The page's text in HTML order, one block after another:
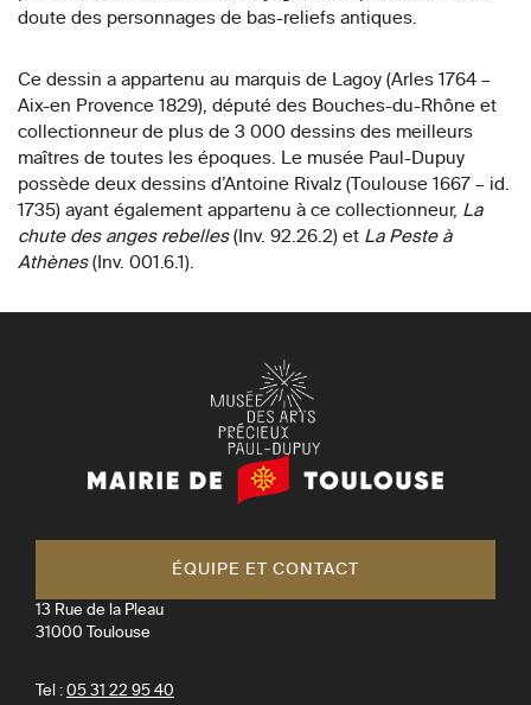
doute des personnages de bas-reliefs antiques.
Ce dessin a appartenu au marquis de Lagoy (Arles 1764 –
Aix-en Provence 1829), député des Bouches-du-Rhône et
collectionneur de plus de 3 000 dessins des meilleurs
maîtres de toutes les époques. Le musée Paul-Dupuy
possède deux dessins d’Antoine Rivalz (Toulouse 1667 – id.
1735) ayant également appartenu à ce collectionneur, La
chute des anges rebelles (Inv. 92.26.2) et La Peste à
Athènes(Inv. 001.6.1).
Mairie
de
ÉQUIPE ET CONTACT
13 Rue de la Pleau
31000
Toulouse
Tel : 05 31 22 95 40